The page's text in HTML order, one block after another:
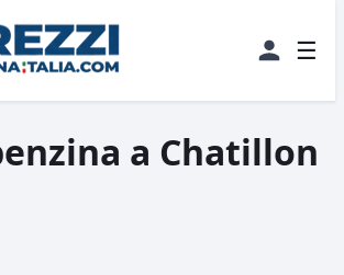
☰
a Chatillon